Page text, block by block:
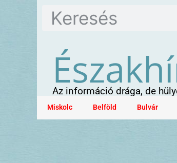
Az információ drága, de
Miskolc Belföld Bulvár